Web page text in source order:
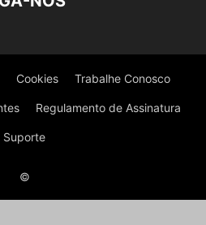
Cookies Trabalhe Conosco
Regulamento de Assinatura
Suporte
©